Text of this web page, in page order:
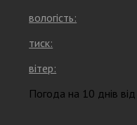
вологість:
тиск:
вітер:
Погода на 10 днів від